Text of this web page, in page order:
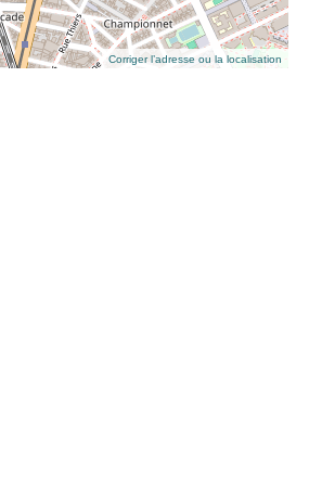
Corriger l’adresse ou la localisation